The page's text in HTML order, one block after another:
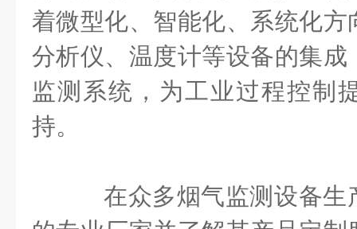
着微型化、智能化、系统化
分析仪、温度计等设备的集
监测系统，为工业过程控制
持。
在众多烟气监测设备生